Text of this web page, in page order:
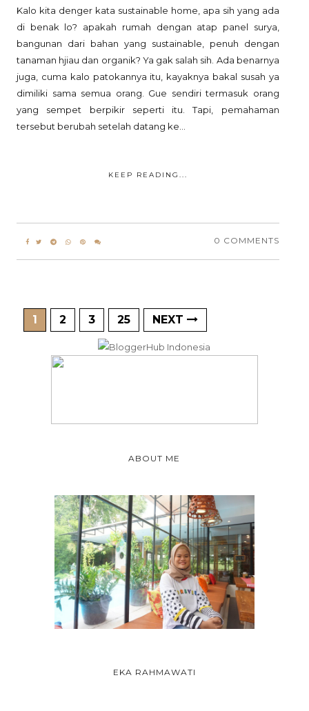
Kalo kita denger kata sustainable home, apa sih yang ada
di benak lo? apakah rumah dengan atap panel surya,
bangunan dari bahan yang sustainable, penuh dengan
tanaman hjiau dan organik? Ya gak salah sih. Ada benarnya
juga, cuma kalo patokannya itu, kayaknya bakal susah ya
dimiliki sama semua orang. Gue sendiri termasuk orang
yang sempet berpikir seperti itu. Tapi, pemahaman
tersebut berubah setelah datang ke...
KEEP READING...
0 COMMENTS
1 2 3 25 NEXT
ABOUT ME
EKA RAHMAWATI